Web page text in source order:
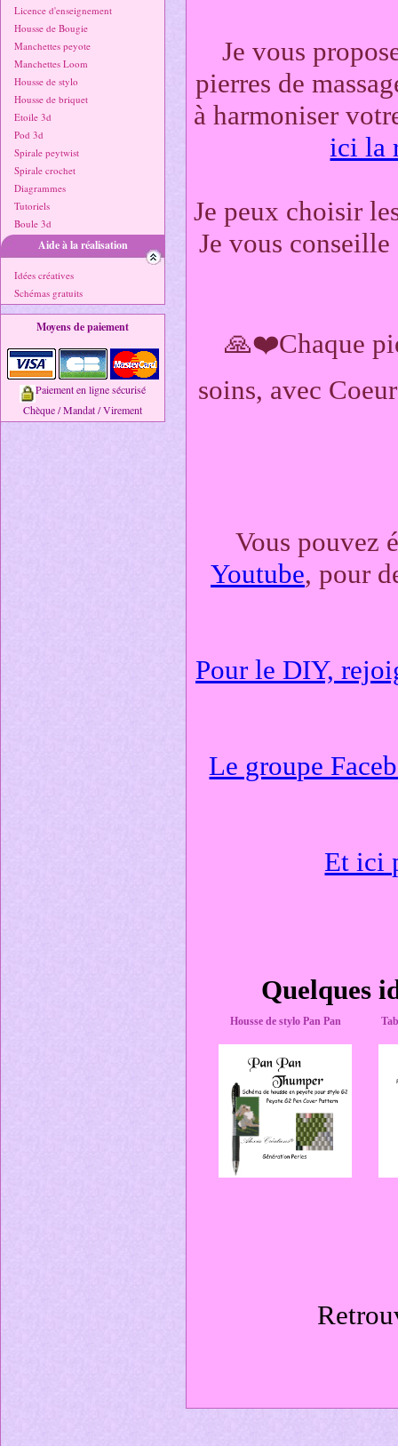
Licence d'enseignement
Housse de Bougie
Manchettes peyote
Manchettes Loom
Housse de stylo
Housse de briquet
Etoile 3d
Pod 3d
Spirale peytwist
Spirale crochet
Diagrammes
Tutoriels
Boule 3d
Aide à la réalisation
Idées créatives
Schémas gratuits
Moyens de paiement
Paiement en ligne sécurisé
Chèque / Mandat / Virement
Je vous
pierres de
à harmoniser
ici la
Je peux choisir
Je vous
🙏❤️Chaque
soins, avec
Vous pouvez
Youtube, pour
Pour le DIY,
Le groupe
Et ici
Quelques
Housse de stylo Pan Pan